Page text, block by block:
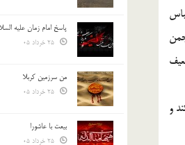
و
پاسخ امام زمان علیه
من سرزمین کربلا
بیعت با عاشورا